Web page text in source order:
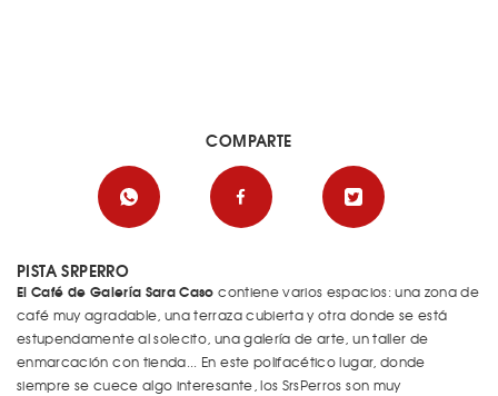
PISTA SRPERRO
El Café de Galería Sara Caso contiene varios espacios: una zona de
café muy agradable, una terraza cubierta y otra donde se está
estupendamente al solecito, una galería de arte, un taller de
enmarcación con tienda... En este polifacético lugar, donde
siempre se cuece algo interesante, los SrsPerros son muy
COMPARTE